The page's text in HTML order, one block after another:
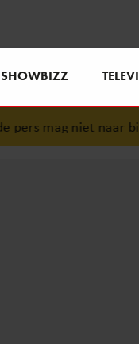
SHOWBIZZ
naar binnen”•